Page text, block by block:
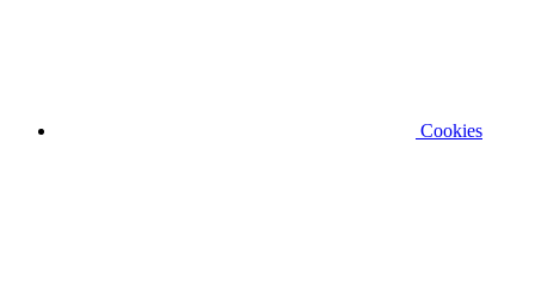
Cookies